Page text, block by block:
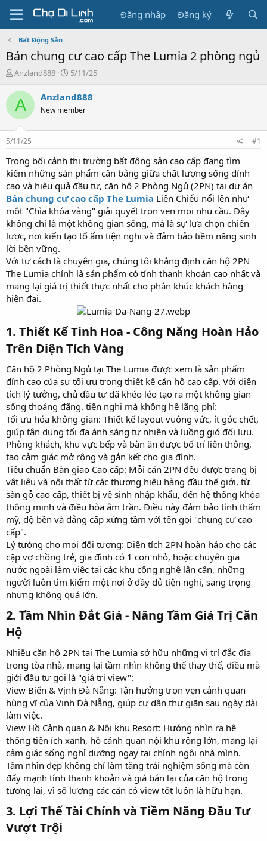
Đăng nhập Đăng ký
Bất Động Sản
Bán chung cư cao cấp The Lumia 2 phòng ngủ
T
r
e
s
t
a
r
t
e
r
Anzland888
N
à
g
5/11/25
A Anzland888
New member
5/11/25 #1
Trong bối cảnh thị trường bất động sản cao cấp đang tìm
kiếm những sản phẩm cân bằng giữa chất lượng sống đỉnh
cao và hiệu quả đầu tư, căn hộ 2 Phòng Ngủ (2PN) tại dự án
Bán chung cư cao cấp The Lumia Liên Chiểu nổi lên như
một "Chìa khóa vàng" giải quyết trọn vẹn mọi nhu cầu. Đây
không chỉ là một không gian sống, mà là sự lựa chọn chiến
lược, nơi kiến tạo tổ ấm tiện nghi và đảm bảo tiềm năng sinh
lời bền vững.
Với tư cách là chuyên gia, chúng tôi khẳng định căn hộ 2PN
The Lumia chính là sản phẩm có tính thanh khoản cao nhất và
mang lại giá trị thiết thực nhất cho phân khúc khách hàng
hiện đại.
1. Thiết Kế Tinh Hoa - Công Năng Hoàn Hảo
Trên Diện Tích Vàng
Căn hộ 2 Phòng Ngủ tại The Lumia được xem là sản phẩm
đỉnh cao của sự tối ưu trong thiết kế căn hộ cao cấp. Với diện
tích lý tưởng, chủ đầu tư đã khéo léo tạo ra một không gian
sống thoáng đãng, tiện nghi mà không hề lãng phí:
Tối ưu hóa không gian: Thiết kế layout vuông vức, ít góc chết,
giúp tận dụng tối đa ánh sáng tự nhiên và luồng gió đối lưu.
Phòng khách, khu vực bếp và bàn ăn được bố trí liên thông,
tạo cảm giác mở rộng và gắn kết cho gia đình.
Tiêu chuẩn Bàn giao Cao cấp: Mỗi căn 2PN đều được trang bị
vật liệu và nội thất từ các thương hiệu hàng đầu thế giới, từ
sàn gỗ cao cấp, thiết bị vệ sinh nhập khẩu, đến hệ thống khóa
thông minh và điều hòa âm trần. Điều này đảm bảo tính thẩm
mỹ, độ bền và đẳng cấp xứng tầm với tên gọi "chung cư cao
cấp".
Lý tưởng cho mọi đối tượng: Diện tích 2PN hoàn hảo cho các
cặp vợ chồng trẻ, gia đình có 1 con nhỏ, hoặc chuyên gia
nước ngoài làm việc tại các khu công nghệ lân cận, những
người luôn tìm kiếm một nơi ở đầy đủ tiện nghi, sang trọng
nhưng không quá lớn.
2. Tầm Nhìn Đắt Giá - Nâng Tầm Giá Trị Căn
Hộ
Nhiều căn hộ 2PN tại The Lumia sở hữu những vị trí đắc địa
trong tòa nhà, mang lại tầm nhìn không thể thay thế, điều mà
giới đầu tư gọi là "giá trị view":
View Biển & Vịnh Đà Nẵng: Tận hưởng trọn vẹn cảnh quan
hùng vĩ của Vịnh Đà Nẵng, giúp cư dân thư giãn sau ngày dài
làm việc.
View Hồ Cảnh quan & Nội khu Resort: Hướng nhìn ra hệ
thống tiện ích xanh, hồ cảnh quan nội khu rộng lớn, mang lại
cảm giác sống nghỉ dưỡng ngay tại chính ngôi nhà mình.
Tầm nhìn đẹp không chỉ làm tăng trải nghiệm sống mà còn
đẩy mạnh tính thanh khoản và giá bán lại của căn hộ trong
tương lai, vì số lượng các căn có view tốt luôn là hữu hạn.
3. Lợi Thế Tài Chính và Tiềm Năng Đầu Tư
Vượt Trội